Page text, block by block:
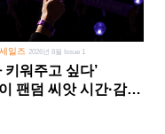
일즈 2026년 8월 Issue 1
키워주고 싶다’
팬덤 씨앗 시간·감정